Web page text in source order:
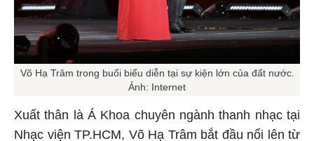
Võ Hạ Trâm trong buổi biểu diễn tại sự kiện lớn của đất nước.
Ảnh: Internet
Xuất thân là Á Khoa chuyên ngành thanh nhạc tại
Nhạc viện TP.HCM, Võ Hạ Trâm bắt đầu nổi lên từ